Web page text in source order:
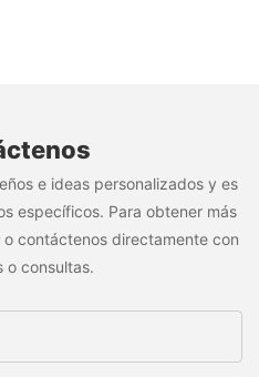
e ideas personalizados y es
específicos. Para obtener más
contáctenos directamente con
o consultas.